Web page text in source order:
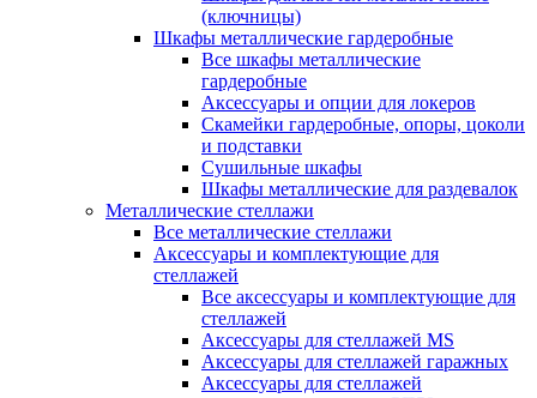
(ключницы)
Шкафы металлические гардеробные
Все шкафы металлические
гардеробные
Аксессуары и опции для локеров
Скамейки гардеробные, опоры, цоколи
и подставки
Сушильные шкафы
Шкафы металлические для раздевалок
Металлические стеллажи
Все металлические стеллажи
Аксессуары и комплектующие для
стеллажей
Все аксессуары и комплектующие для
стеллажей
Аксессуары для стеллажей MS
Аксессуары для стеллажей гаражных
Аксессуары для стеллажей